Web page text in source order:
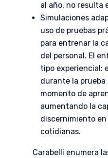
al año, no resulta
Simulaciones
uso de pruebas
para entrenar la
del personal. El
tipo experiencial:
durante la
momento de
aumentando la
discernimiento
cotidianas.
Carabelli enumera